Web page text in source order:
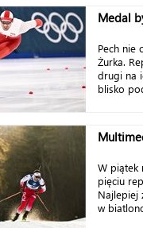
Medal
Pech nie
Żurka.
drugi na
blisko
W piątek
pięciu
Najlepiej
w